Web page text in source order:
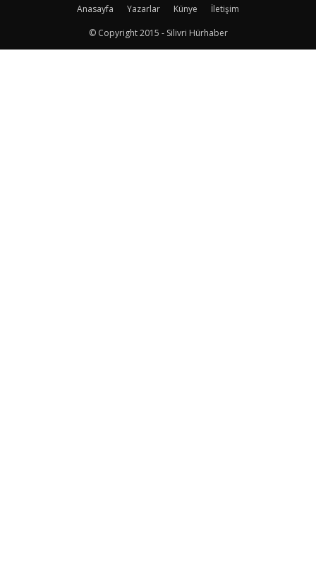
Anasayfa Yazarlar Künye
İletişim
© Copyright 2015 - Silivri Hürhaber